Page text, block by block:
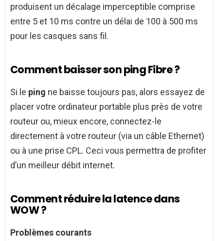
produisent un décalage imperceptible comprise
entre 5 et 10 ms contre un délai de 100 à 500 ms
pour les casques sans fil.
Comment baisser son ping Fibre ?
Si le ping ne baisse toujours pas, alors essayez de
placer votre ordinateur portable plus près de votre
routeur ou, mieux encore, connectez-le
directement à votre routeur (via un câble Ethernet)
ou à une prise CPL. Ceci vous permettra de profiter
d’un meilleur débit internet.
Comment réduire la latence dans
WOW ?
Problèmes courants